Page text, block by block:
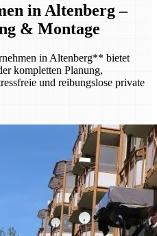
in Altenberg –
& Montage
in Altenberg** bietet
kompletten Planung,
und reibungslose private